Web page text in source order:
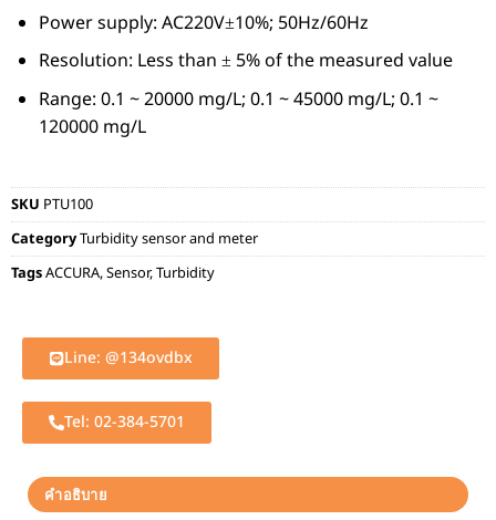
Power supply: AC220V±10%; 50Hz/60Hz
Resolution: Less than ± 5% of the measured value
Range: 0.1 ~ 20000 mg/L; 0.1 ~ 45000 mg/L; 0.1 ~
120000 mg/L
SKU PTU100
CategoryTurbidity sensor and meter
TagsACCURA,Sensor,Turbidity
Line: @134ovdbx
Tel: 02-384-5701
คำอธิบาย